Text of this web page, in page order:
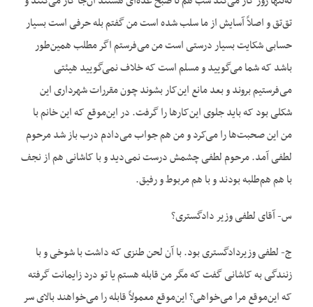
تق‌تق و اصلاً آسایش از ما سلب شده است من گفتم بله حرفی است بسیار
حسابی شکایت بسیار درستی است من می‌فرستم اگر مطلب همین‌طور
باشد که شما می‌گویید و مسلم است که خلاف نمی‌گویید هیئتی
می‌فرستیم بروند و بعد مانع این‌کار بشوند چون مقررات شهرداری این
شکلی بود که باید جلوی این‌کارها را گرفت. در این‌موقع که این خانم با
من این صحبت‌ها را می‌کرد و من هم جواب می‌دادم درب باز شد مرحوم
لطفی آمد. مرحوم لطفی چشمش درست نمی‌دید و با کاشانی هم از نجف
با هم هم‌طلبه بودند و با هم مربوط و رفیق.
س- آقای لطفی وزیر دادگستری؟
ج- لطفی وزیردادگستری بود. با آن لحن طنزی که داشت با شوخی و با
زنندگی به کاشانی گفت که مگر من قابله هستم یا تو درد زایمانت گرفته
که این‌موقع مرا می‌خواهی؟ این‌موقع معمولاً قابله را می‌خواهند بالای سر